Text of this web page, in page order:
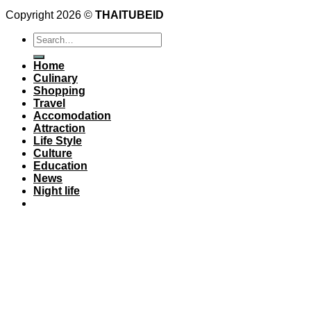
Copyright 2026 © THAITUBEID
Home
Culinary
Shopping
Travel
Accomodation
Attraction
Life Style
Culture
Education
News
Night life